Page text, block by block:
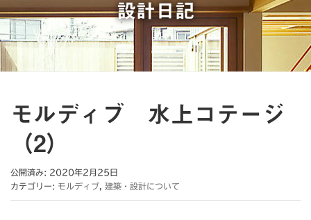
設計日記
モルディブ 水上コテージ
（2）
公開済み: 2020年2月25日
カテゴリー: モルディブ 建築・設計について